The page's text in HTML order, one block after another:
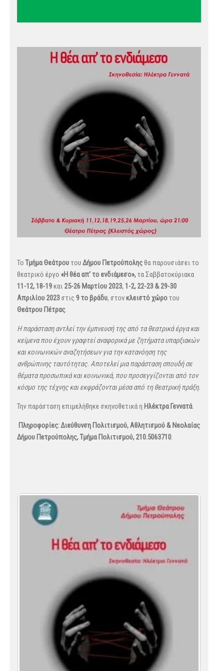
Το Τμήμα Θεάτρουτου Δήμου Πετρούποληςθα παρουσιάσει το
θεατρικό έργο «Η θέα απ’ το ενδιάμεσο»,τα Σαββατοκύριακα
11-12, 18-19και25-26 Μαρτίου 2023, 1-2, 22-23 & 29-30
Απριλίου 2023στις 9 το βράδυ, στονκλειστό χώροτου
Θεάτρου Πέτρας.
Η παράσταση αντλεί την έμπνευσή της από τα θεατρικά έργα και
κείμενα που έχουν γραφτεί αναφορικά με ζητήματα υπαρξιακών
και κοινωνικών αναζητήσεων για την κατανόηση της
ανθρώπινης ταυτότητας. Αποτελεί μια παράσταση σπουδή σε
θέματα προσωπικά και κοινωνικά, που προσεγγίζονται από τον
κόσμο της τέχνης και εκφράζονται μέσα από τη θεατρική πράξη.
Την παράσταση επιμελήθηκε σκηνοθετικά η Ηλέκτρα Γεννατά.
Πληροφορίες: Διεύθυνση Πολιτισμού, Αθλητισμού & Νεολαίας
Δήμου Πετρούπολης, Τμήμα Πολιτισμού, 210.5063710.